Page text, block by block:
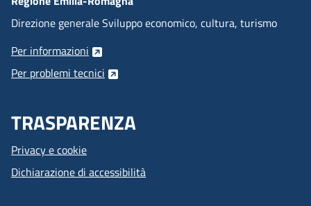
Direzione generale Sviluppo economico, cultura, turismo
Per informazioni
Per problemi tecnici
TRASPARENZA
Privacy e cookie
Dichiarazione di accessibilità